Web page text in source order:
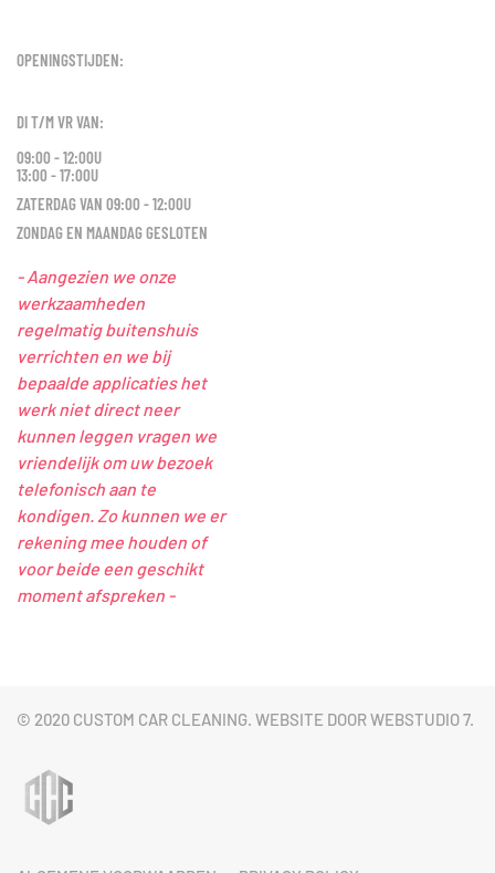
OPENINGSTIJDEN:
DI T/M VR VAN:
09:00 - 12:00U
13:00 - 17:00U
ZATERDAG VAN 09:00 - 12:00U
ZONDAG EN MAANDAG GESLOTEN
- Aangezien we onze
werkzaamheden
regelmatig buitenshuis
verrichten en we bij
bepaalde applicaties het
werk niet direct neer
kunnen leggen vragen we
vriendelijk om uw bezoek
telefonisch aan te
kondigen. Zo kunnen we er
rekening mee houden of
voor beide een geschikt
moment afspreken -
© 2020 CUSTOM CAR CLEANING. WEBSITE DOORWEBSTUDIO 7.